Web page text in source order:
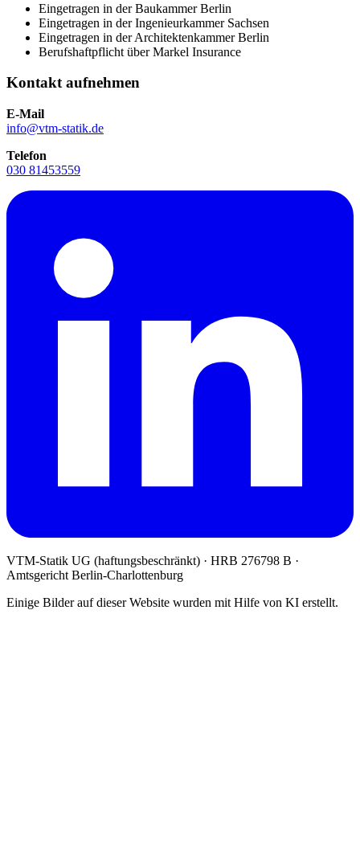
Eingetragen in der Baukammer Berlin
Eingetragen in der Ingenieurkammer Sachsen
Eingetragen in der Architektenkammer Berlin
Berufshaftpflicht über Markel Insurance
Kontakt aufnehmen
E-Mail
info@vtm-statik.de
Telefon
030 81453559
VTM-Statik UG (haftungsbeschränkt) · HRB 276798 B ·
Amtsgericht Berlin-Charlottenburg
Einige Bilder auf dieser Website wurden mit Hilfe von KI erstellt.